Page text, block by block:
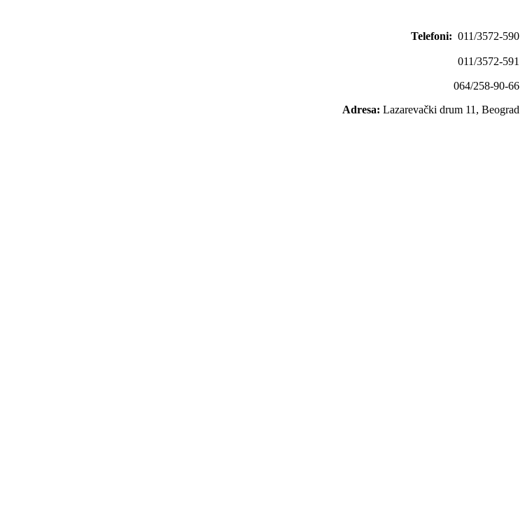
Telefoni: 011/3572-590
011/3572-591
064/258-90-66
Adresa: Lazarevački drum 11, Beograd